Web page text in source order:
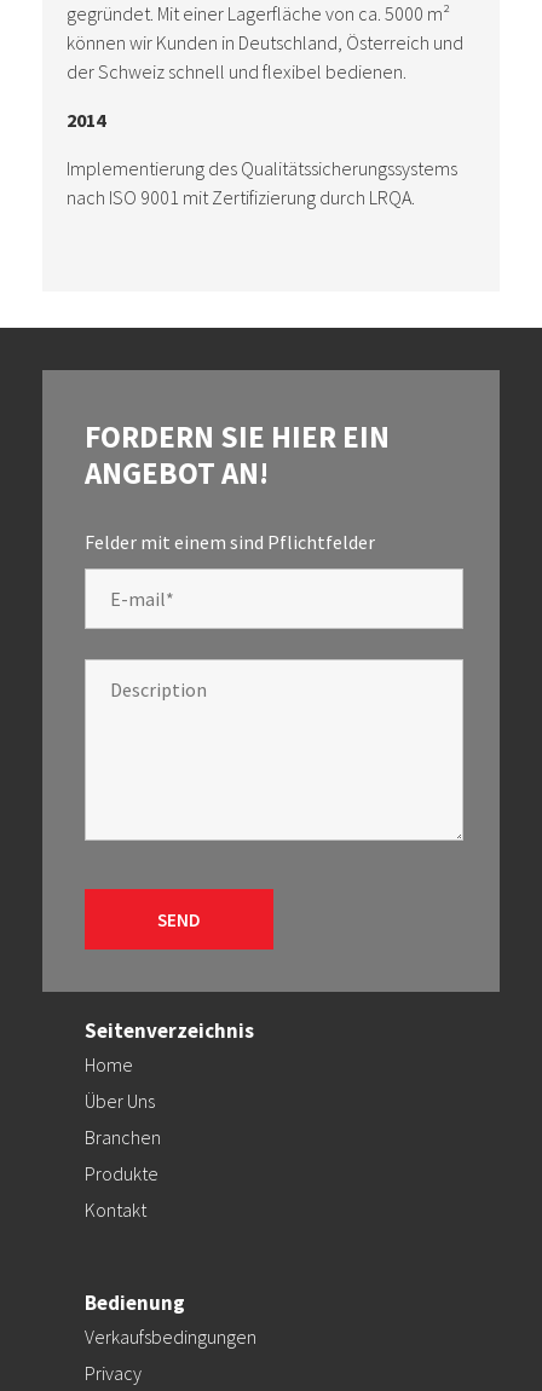
gegründet. Mit einer Lagerfläche von ca. 5000 m²
können wir Kunden in Deutschland, Österreich und
der Schweiz schnell und flexibel bedienen.
2014
Implementierung des Qualitätssicherungssystems
nach ISO 9001 mit Zertifizierung durch LRQA.
FORDERN SIE HIER EIN
ANGEBOT AN!
Felder mit einem sind Pflichtfelder
Seitenverzeichnis
Home
Über Uns
Branchen
Produkte
Kontakt
Bedienung
Verkaufsbedingungen
Privacy